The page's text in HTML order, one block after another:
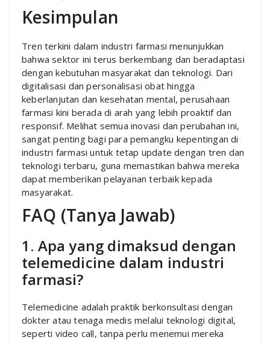
Kesimpulan
Tren terkini dalam industri farmasi menunjukkan
bahwa sektor ini terus berkembang dan beradaptasi
dengan kebutuhan masyarakat dan teknologi. Dari
digitalisasi dan personalisasi obat hingga
keberlanjutan dan kesehatan mental, perusahaan
farmasi kini berada di arah yang lebih proaktif dan
responsif. Melihat semua inovasi dan perubahan ini,
sangat penting bagi para pemangku kepentingan di
industri farmasi untuk tetap update dengan tren dan
teknologi terbaru, guna memastikan bahwa mereka
dapat memberikan pelayanan terbaik kepada
masyarakat.
FAQ (Tanya Jawab)
1. Apa yang dimaksud dengan
telemedicine dalam industri
farmasi?
Telemedicine adalah praktik berkonsultasi dengan
dokter atau tenaga medis melalui teknologi digital,
seperti video call, tanpa perlu menemui mereka